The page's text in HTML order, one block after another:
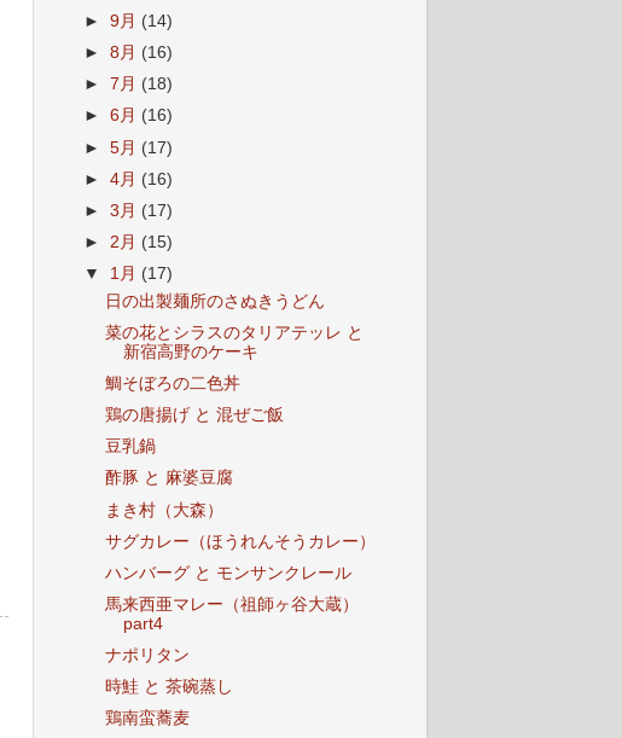
►9月 (14)
►8月 (16)
►7月 (18)
►6月 (16)
►5月 (17)
►4月 (16)
►3月 (17)
► 2月 (15)
▼ 1月 (17)
日の出製麺所のさぬきうどん
菜の花とシラスのタリアテッレ と
新宿高野のケーキ
鯛そぼろの二色丼
鶏の唐揚げ と 混ぜご飯
豆乳鍋
酢豚 と 麻婆豆腐
まき村（大森）
サグカレー（ほうれんそうカレー）
ハンバーグ と モンサンクレール
馬来西亜マレー（祖師ヶ谷大蔵）
part4
ナポリタン
時鮭 と 茶碗蒸し
鶏南蛮蕎麦